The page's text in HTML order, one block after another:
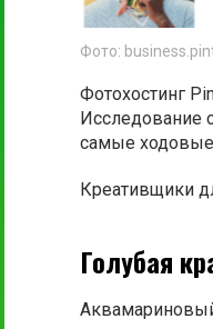
Фото:
Фотохостинг
Исследование
самые ходовые
Креативщики
Голубая